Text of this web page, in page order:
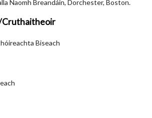
Naomh Breandáin, Dorchester, Boston.
Biseach